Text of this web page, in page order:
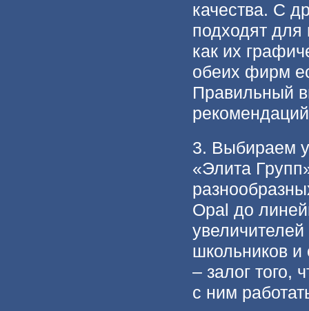
качества. С
подходят для
как их
обеих фирм
Правильный
3. Выбираем
«Элита
Opal до
школьников и
– залог того,
с ним